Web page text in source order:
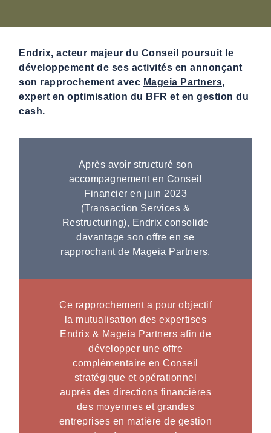
Endrix, acteur majeur du Conseil poursuit le
développement de ses activités en annonçant
son rapprochement avec Mageia Partners,
expert en optimisation du BFR et en gestion du
cash.
Après avoir structuré son
accompagnement en Conseil
Financier en juin 2023
(Transaction Services &
Restructuring), Endrix consolide
davantage son offre en se
rapprochant de Mageia Partners.
Ce rapprochement a pour objectif
la mutualisation des expertises
Endrix & Mageia Partners afin de
développer une offre
complémentaire en Conseil
stratégique et opérationnel
auprès des directions financières
des moyennes et grandes
entreprises en matière de gestion